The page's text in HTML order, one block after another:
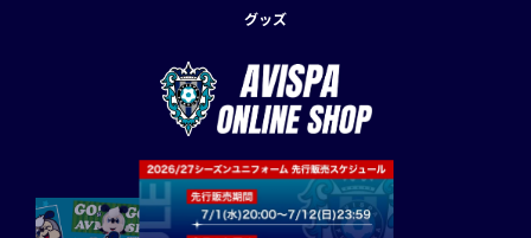
グッズ